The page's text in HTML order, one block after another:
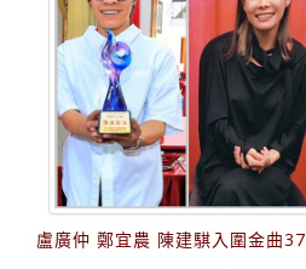
盧廣仲 鄭宜農 陳建騏入圍金曲37